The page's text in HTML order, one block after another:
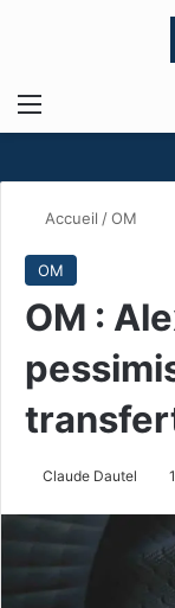
Menu
Accueil /OM
OM
OM :
Claude Dautel